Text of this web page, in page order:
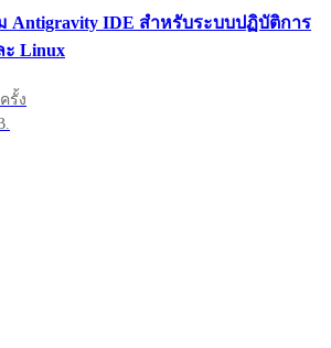
Antigravity IDE สำหรับระบบปฏิบัติการ
ะ Linux
รั้ง